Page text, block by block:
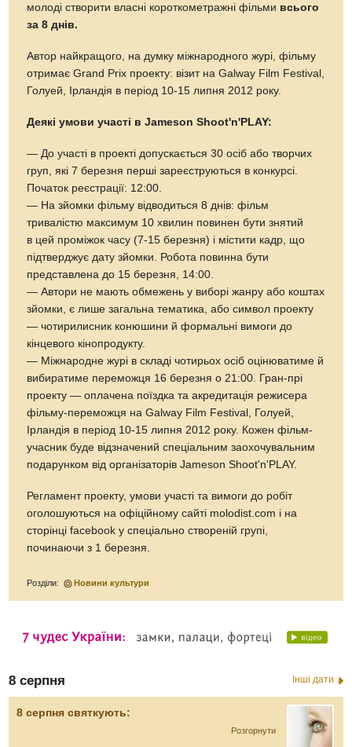
молоді створити власні короткометражні фільми всього
за 8 днів.
Автор найкращого, на думку міжнародного журі, фільму
отримає Grand Prix проекту: візит на Galway Film Festival,
Голуей, Ірландія в період 10-15 липня 2012 року.
Деякі умови участі в Jameson Shoot'n'PLAY:
— До участі в проекті допускається 30 осіб або творчих
груп, які 7 березня перші зареєструються в конкурсі.
Початок реєстрації: 12:00.
— На зйомки фільму відводиться 8 днів: фільм
тривалістю максимум 10 хвилин повинен бути знятий
в цей проміжок часу (7-15 березня) і містити кадр, що
підтверджує дату зйомки. Робота повинна бути
представлена до 15 березня, 14:00.
— Автори не мають обмежень у виборі жанру або коштах
зйомки, є лише загальна тематика, або символ проекту
— чотирилисник конюшини й формальні вимоги до
кінцевого кінопродукту.
— Міжнародне журі в складі чотирьох осіб оцінюватиме й
вибиратиме переможця 16 березня о 21:00. Гран-прі
проекту — оплачена поїздка та акредитація режисера
фільму-переможця на Galway Film Festival, Голуей,
Ірландія в період 10-15 липня 2012 року. Кожен фільм-
учасник буде відзначений спеціальним заохочувальним
подарунком від організаторів Jameson Shoot'n'PLAY.
Регламент проекту, умови участі та вимоги до робіт
оголошуються на офіційному сайті molodist.com і на
сторінці facebook у спеціально створеній групі,
починаючи з 1 березня.
Розділи: Новини культури
8 серпня Інші дати
8 серпня святкують:
Розгорнути